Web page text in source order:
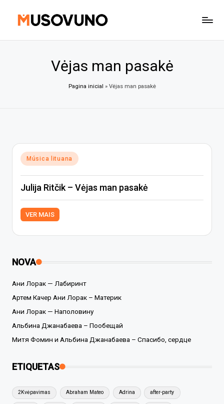
Vėjas man pasakė
Pagina inicial » Vėjas man pasakė
Posted
in
Música lituana
Julija Ritčik – Vėjas man pasakė
VER MAIS
NOVA
Ани Лорак — Лабиринт
Артем Качер Ани Лорак – Материк
Ани Лорак — Наполовину
Альбина Джанабаева – Пообещай
Митя Фомин и Альбина Джанабаева – Спасибо, сердце
ETIQUETAS
2Kvėpavimas Abraham Mateo Adrina after-party